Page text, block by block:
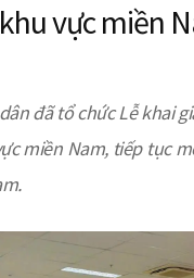
vực miền
đã tổ chức Lễ khai
miền Nam, tiếp tục